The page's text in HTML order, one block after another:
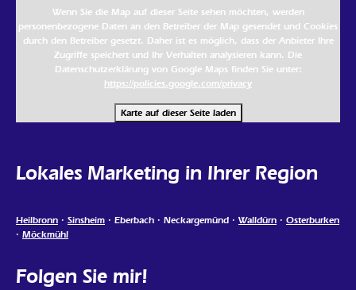
Wenn Sie die Map auf dieser Seite sehen möchten, werden
personenbezogene Daten an den Betreiber der Map gesendet und Cookies
durch den Betreiber gesetzt. Daher ist es möglich, dass der Anbieter Ihre
Zugriffe speichert und Ihr Verhalten analysieren kann. Die
Datenschutzerklärung von Google Maps finden Sie unter:
https://policies.google.com/privacy
Karte auf dieser Seite laden
Lokales Marketing in Ihrer Region
Heilbronn · Sinsheim · Eberbach · Neckargemünd · Walldürn · Osterburken
· Möckmühl
Folgen Sie mir!